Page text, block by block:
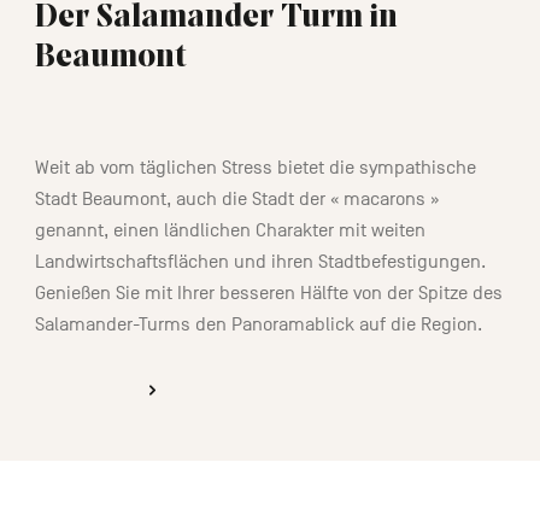
Der Salamander Turm in
Beaumont
Weit ab vom täglichen Stress bietet die sympathische
Stadt Beaumont, auch die Stadt der « macarons »
genannt, einen ländlichen Charakter mit weiten
Landwirtschaftsflächen und ihren Stadtbefestigungen.
Genießen Sie mit Ihrer besseren Hälfte von der Spitze des
Salamander-Turms den Panoramablick auf die Region.